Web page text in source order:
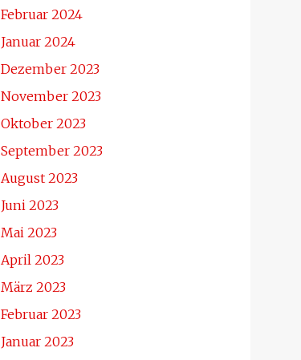
Februar 2024
Januar 2024
Dezember 2023
November 2023
Oktober 2023
September 2023
August 2023
Juni 2023
Mai 2023
April 2023
März 2023
Februar 2023
Januar 2023